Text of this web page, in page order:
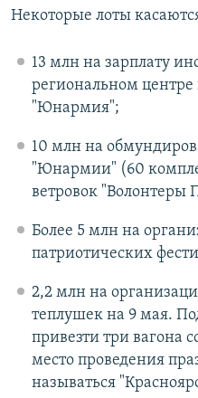
Некоторые лоты
13 млн на зарплату
региональном центре
"Юнармия";
10 млн на
"Юнармии" (60
ветровок "Волонтеры
Более 5 млн на
патриотических
2,2 млн на
теплушек на 9 мая.
привезти три вагона
место проведения
называться